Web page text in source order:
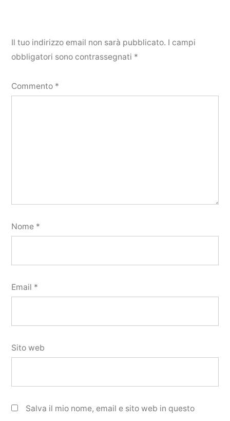
Il tuo indirizzo email non sarà pubblicato. I campi
obbligatori sono contrassegnati *
Commento *
Nome *
Email *
Sito web
Salva il mio nome, email e sito web in questo